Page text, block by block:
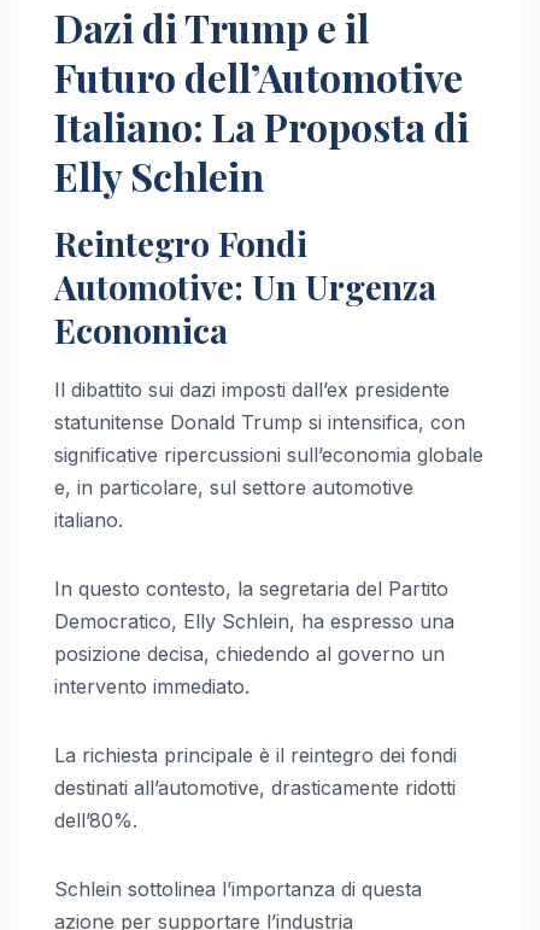
Dazi di Trump e il
Futuro dell’Automotive
Italiano: La Proposta di
Elly Schlein
Reintegro Fondi
Automotive: Un Urgenza
Economica
Il dibattito sui dazi imposti dall’ex presidente
statunitense Donald Trump si intensifica, con
significative ripercussioni sull’economia globale
e, in particolare, sul settore automotive
italiano.
In questo contesto, la segretaria del Partito
Democratico, Elly Schlein, ha espresso una
posizione decisa, chiedendo al governo un
intervento immediato.
La richiesta principale è il reintegro dei fondi
destinati all’automotive, drasticamente ridotti
dell’80%.
Schlein sottolinea l’importanza di questa
azione per supportare l’industria